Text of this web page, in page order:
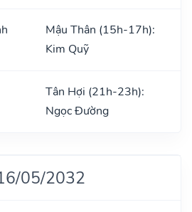
Mậu Thân (15h-17h):
Kim Quỹ
Tân Hợi (21h-23h):
Ngọc Đường
05/2032